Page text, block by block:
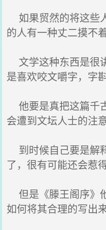
如果贸然的将这些
的人有一种丈二摸不
文学这种东西是很
是喜欢咬文嚼字，字
他要是真把这篇千
会遭到文坛人士的注意
到时候自己要是解
了，很有可能还会惹
但是《滕王阁序》
如何将其合理的写出